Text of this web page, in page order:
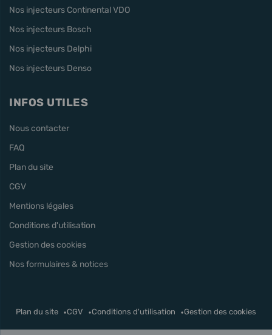
Nos injecteurs Continental VDO
Nos injecteurs Bosch
Nos injecteurs Delphi
Nos injecteurs Denso
INFOS UTILES
Nous contacter
FAQ
Plan du site
CGV
Mentions légales
Conditions d'utilisation
Gestion des cookies
Nos formulaires & notices
Plan du site CGV Conditions d'utilisation Gestion des cookies